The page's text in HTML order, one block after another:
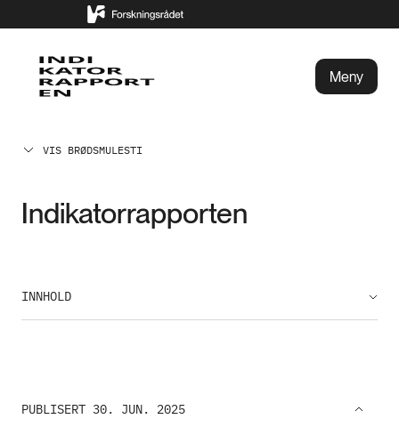
Meny
VIS BRØDSMULESTI
Indikatorrapporten
INNHOLD
PUBLISERT 30. JUN. 2025